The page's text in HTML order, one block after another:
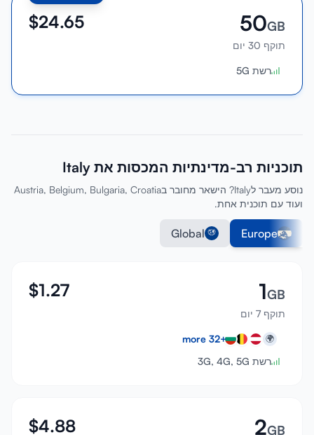
50GB
תוקף 30 יום
$24.65
רשת 5G
תוכניות רב-מדינתיות המכסות את Italy
נוסע מעבר לItaly? הישאר מחובר בAustria, Belgium, Bulgaria, Croatia
ועוד עם תוכנית אחת.
Europe
Global
1GB
תוקף 7 יום
$1.27
🌍
+
32
רשת 3G, 4G, 5G
2GB
$4.88